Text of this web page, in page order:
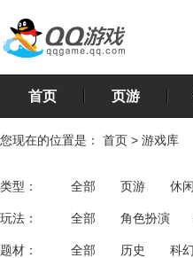
首页 页游
您现在的位置是： 首页 > 游戏库
类型： 全部 页游 休
玩法： 全部 角色扮演
飞行
恋爱 第
题材： 全部 历史 科幻